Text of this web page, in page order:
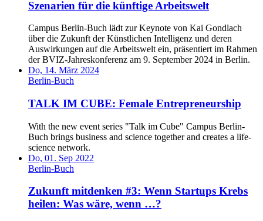
Szenarien für die künftige Arbeitswelt
Campus Berlin-Buch lädt zur Keynote von Kai Gondlach
über die Zukunft der Künstlichen Intelligenz und deren
Auswirkungen auf die Arbeitswelt ein, präsentiert im Rahmen
der BVIZ-Jahreskonferenz am 9. September 2024 in Berlin.
Do, 14. März 2024
Berlin-Buch
TALK IM CUBE: Female Entrepreneurship
With the new event series "Talk im Cube" Campus Berlin-
Buch brings business and science together and creates a life-
science network.
Do, 01. Sep 2022
Berlin-Buch
Zukunft mitdenken #3: Wenn Startups Krebs
heilen: Was wäre, wenn …?